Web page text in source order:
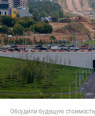
Обсудили будущую стоимость